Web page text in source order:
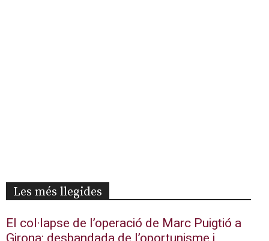
Les més llegides
El col·lapse de l’operació de Marc Puigtió a